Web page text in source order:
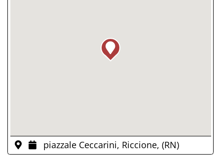
piazzale Ceccarini, Riccione, (RN)